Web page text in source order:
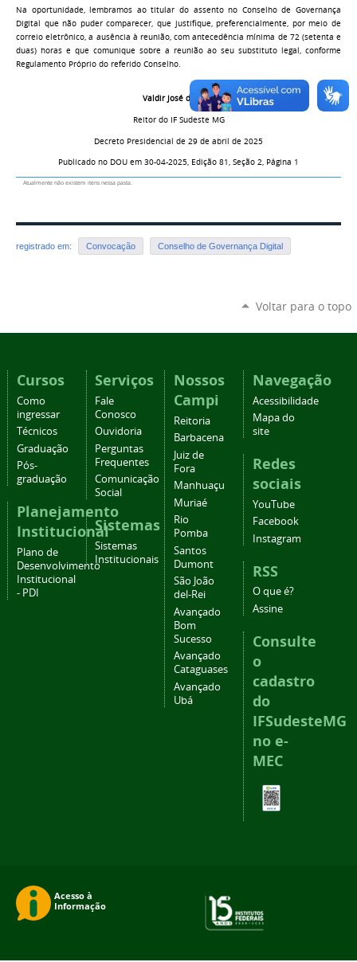
Na oportunidade, lembramos ao titular do assento no Conselho de Governança
Digital que não puder comparecer, que justifique, preferencialmente, por meio de
correio eletrônico, a ausência à reunião, com antecedência mínima de 72 (setenta e
duas) horas e que comunique sobre a reunião ao seu substituto legal, conforme
Regulamento Próprio do referido Conselho.
Valdir José da Silva
Reitor do IF Sudeste MG
Decreto Presidencial de 29 de abril de 2025
Publicado no DOU em 30-04-2025, Edição 81, Seção 2, Página 1
Atualmente não existem itens nessa pasta.
registrado em: Convocação Conselho de Governança Digital
Voltar para o topo
Cursos
Como
ingressar
Técnicos
Graduação
Pós-
graduação
Planejamento
Institucional
Plano de
Desenvolvimento
Institucional
- PDI
Serviços
Fale
Conosco
Ouvidoria
Perguntas
Frequentes
Comunicação
Social
Sistemas
Sistemas
Institucionais
Nossos
Campi
Reitoria
Barbacena
Juiz de
Fora
Manhuaçu
Muriaé
Rio
Pomba
Santos
Dumont
São João
del-Rei
Avançado
Bom
Sucesso
Avançado
Cataguases
Avançado
Ubá
Navegação
Acessibilidade
Mapa do
site
Redes
sociais
YouTube
Facebook
Instagram
RSS
O que é?
Assine
Consulte
o
cadastro
do
IFSudesteMG
no e-
MEC